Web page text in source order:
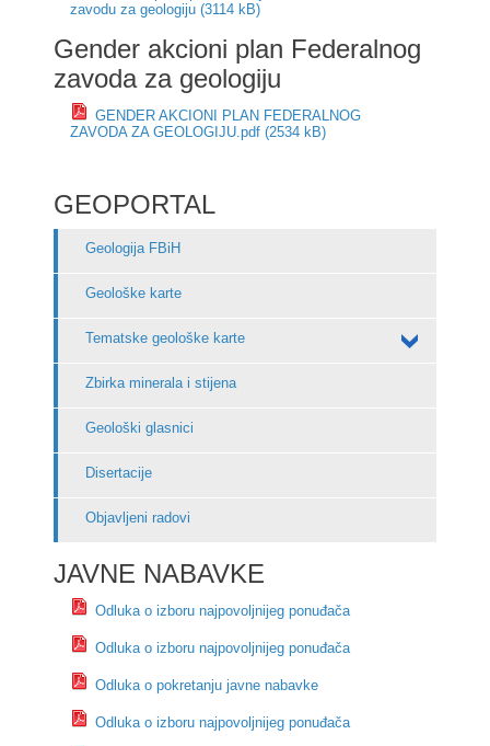
zavodu za geologiju (3114 kB)
Gender akcioni plan Federalnog
zavoda za geologiju
GENDER AKCIONI PLAN FEDERALNOG
ZAVODA ZA GEOLOGIJU.pdf (2534 kB)
GEOPORTAL
Geologija FBiH
Geološke karte
Tematske geološke karte
Zbirka minerala i stijena
Geološki glasnici
Disertacije
Objavljeni radovi
JAVNE NABAVKE
Odluka o izboru najpovoljnijeg ponuđača
Odluka o izboru najpovoljnijeg ponuđača
Odluka o pokretanju javne nabavke
Odluka o izboru najpovoljnijeg ponuđača